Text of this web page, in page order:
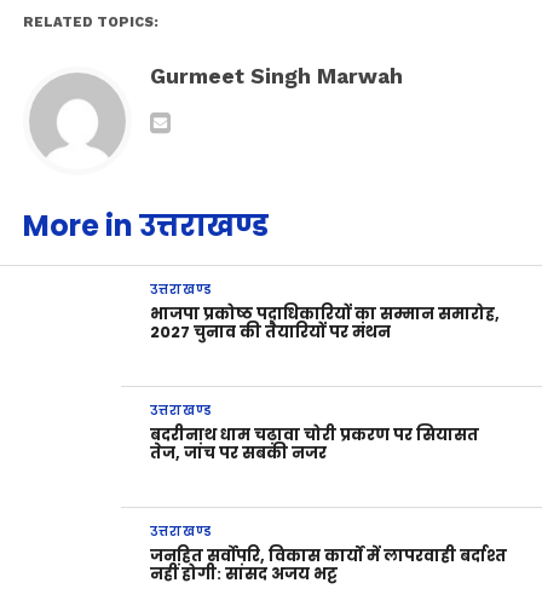
RELATED TOPICS:
Gurmeet Singh Marwah
More in उत्तराखण्ड
उत्तराखण्ड
भाजपा प्रकोष्ठ पदाधिकारियों का सम्मान समारोह,
2027 चुनाव की तैयारियों पर मंथन
उत्तराखण्ड
बदरीनाथ धाम चढ़ावा चोरी प्रकरण पर सियासत
तेज, जांच पर सबकी नजर
उत्तराखण्ड
जनहित सर्वोपरि, विकास कार्यों में लापरवाही बर्दाश्त
नहीं होगी: सांसद अजय भट्ट